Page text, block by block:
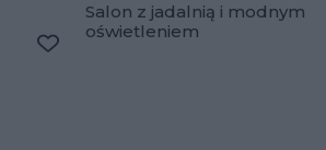
Salon z jadalnią i modnym
oświetleniem